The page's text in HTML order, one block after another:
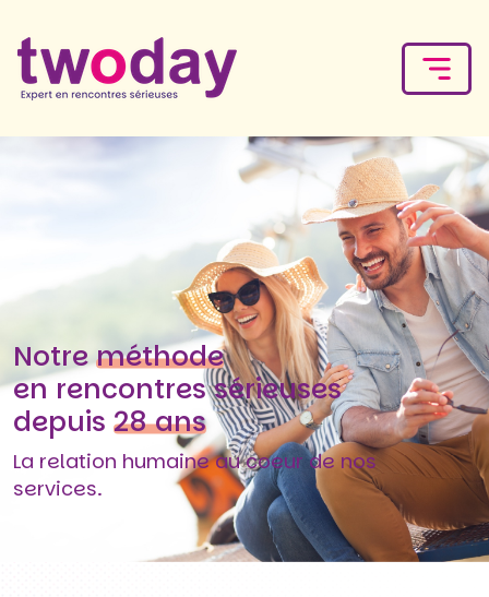
Notreméthode
en rencontres sérieuses
depuis 28 ans
La relation humaine au coeur de nos
services.